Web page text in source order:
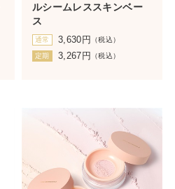
ルシームレススキンベー
ス
通常 3,630 円 （税込）
定期 3,267 円 （税込）